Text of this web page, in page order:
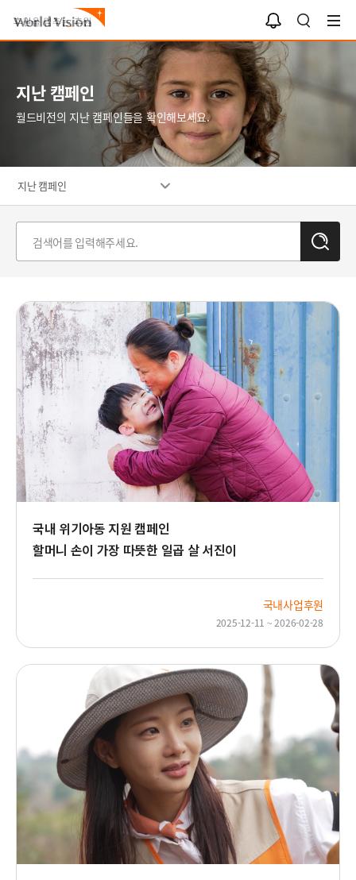
검
색
알
림
함
지난 캠페인
월드비전의 지난 캠페인들을 확인해보세요.
지난 캠페인
국내 위기아동 지원 캠페인
할머니 손이 가장 따뜻한 일곱 살 서진이
국내사업후원
2025-12-11 ~ 2026-02-28